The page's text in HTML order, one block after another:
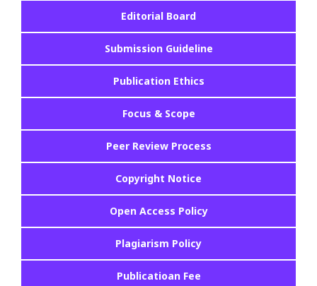
Editorial Board
Submission Guideline
Publication Ethics
Focus & Scope
Peer Review Process
Copyright Notice
Open Access Policy
Plagiarism Policy
Publicatioan Fee